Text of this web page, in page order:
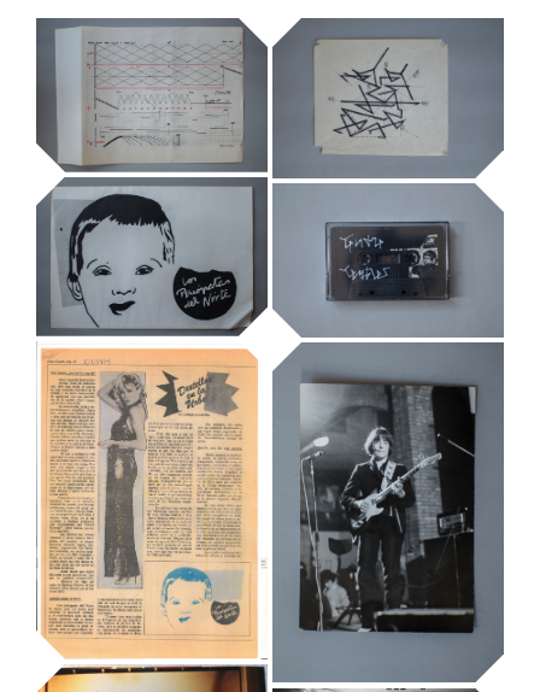
Espai Sonor VII
Mostres temporals
Tendre
disseny de la
tipografia
original
Mostres temporals
Los Psicópatas
del Norte, pòster
en paper, tirada
limitada
Mostres temporals
Casset de
Tendre Trembles
Mostres temporals